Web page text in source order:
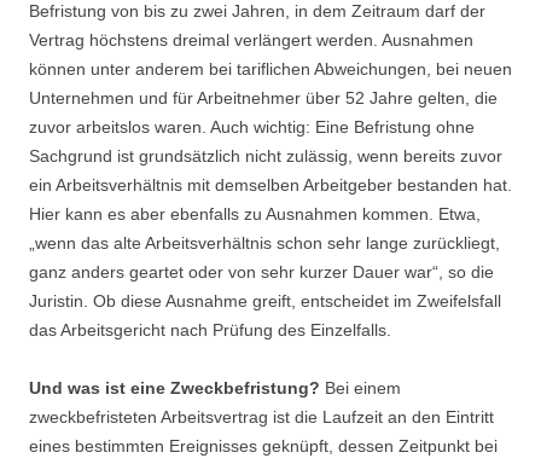
Befristung von bis zu zwei Jahren, in dem Zeitraum darf der
Vertrag höchstens dreimal verlängert werden. Ausnahmen
können unter anderem bei tariflichen Abweichungen, bei neuen
Unternehmen und für Arbeitnehmer über 52 Jahre gelten, die
zuvor arbeitslos waren. Auch wichtig: Eine Befristung ohne
Sachgrund ist grundsätzlich nicht zulässig, wenn bereits zuvor
ein Arbeitsverhältnis mit demselben Arbeitgeber bestanden hat.
Hier kann es aber ebenfalls zu Ausnahmen kommen. Etwa,
„wenn das alte Arbeitsverhältnis schon sehr lange zurückliegt,
ganz anders geartet oder von sehr kurzer Dauer war“, so die
Juristin. Ob diese Ausnahme greift, entscheidet im Zweifelsfall
das Arbeitsgericht nach Prüfung des Einzelfalls.
Und was ist eine Zweckbefristung? Bei einem
zweckbefristeten Arbeitsvertrag ist die Laufzeit an den Eintritt
eines bestimmten Ereignisses geknüpft, dessen Zeitpunkt bei